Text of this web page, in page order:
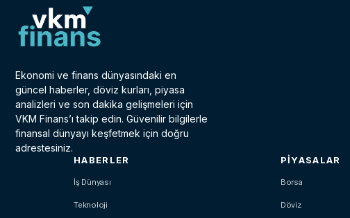
Ekonomi ve finans dünyasındaki en
güncel haberler, döviz kurları, piyasa
analizleri ve son dakika gelişmeleri için
VKM Finans’ı takip edin. Güvenilir bilgilerle
finansal dünyayı keşfetmek için doğru
adrestesiniz.
HABERLER
İş Dünyası
Teknoloji
PIYASALAR
Borsa
Döviz